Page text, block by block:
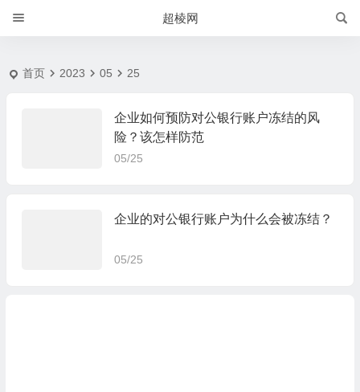
超棱网
首页 2023 05 25
企业如何预防对公银行账户冻结的风
险？该怎样防范
05/25
企业的对公银行账户为什么会被冻结？
05/25